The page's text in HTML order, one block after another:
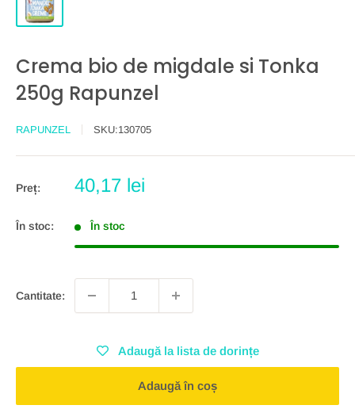
Crema bio de migdale si Tonka
250g Rapunzel
RAPUNZEL SKU:130705
Preț:
Preț
40,17 lei
În stoc: În stoc
Cantitate:
Adaugă la lista de dorințe
Adaugă în coș